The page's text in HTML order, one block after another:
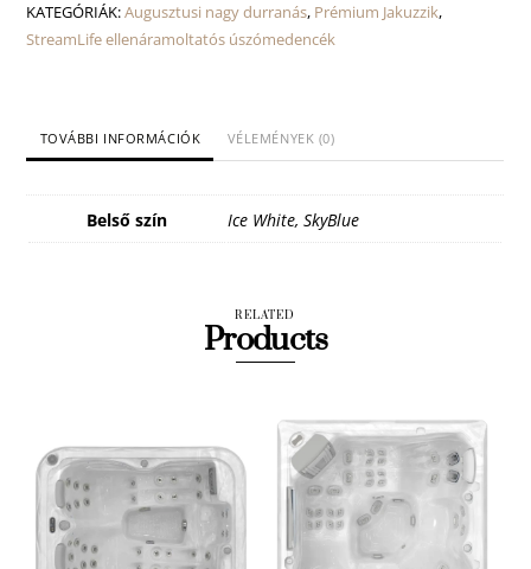
KATEGÓRIÁK:Augusztusi nagy durranás, Prémium Jakuzzik,
StreamLife ellenáramoltatós úszómedencék
TOVÁBBI INFORMÁCIÓK VÉLEMÉNYEK (0)
Belső szín Ice White, SkyBlue
RELATED
Products